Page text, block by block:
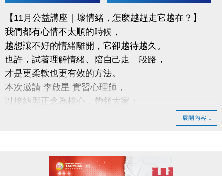
【11月公益講座｜壞情緒，怎麼越趕走它越在？】
我們都有心情不太順的時候，
越想讓不好的情緒離開，它卻越待越久。
也許，試著理解情緒、陪自己走一段路，
才是更柔軟也更有效的方法。
本次邀請 李啟星 實習心理師，
以接納與正念為核心，帶領大家：
時間｜11/18 (一) 18:30－20:00
地點｜蘆竹國民運動中心 3樓社區教室
展開內容